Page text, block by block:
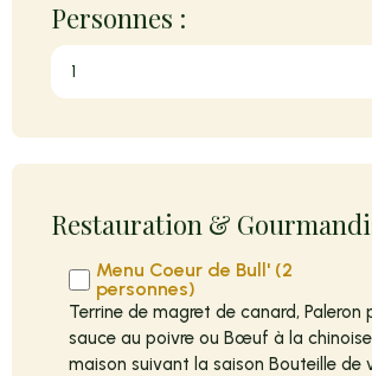
Personnes :
Restauration &
Menu Coeur de Bull' (2
personnes)
Terrine de magret de canard, Paleron
sauce au poivre ou Bœuf à la
maison suivant la saison Bouteille de